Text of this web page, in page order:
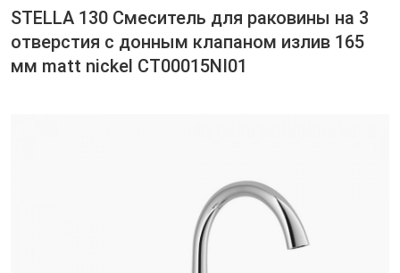
STELLA 130 Смеситель для раковины на 3
отверстия с донным клапаном излив 165
мм matt nickel CT00015NI01